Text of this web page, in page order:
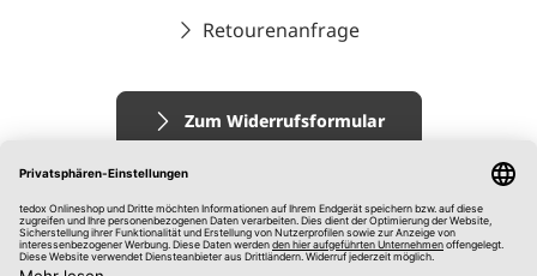
Retourenanfrage
Zum Widerrufsformular
Impressum
AGB